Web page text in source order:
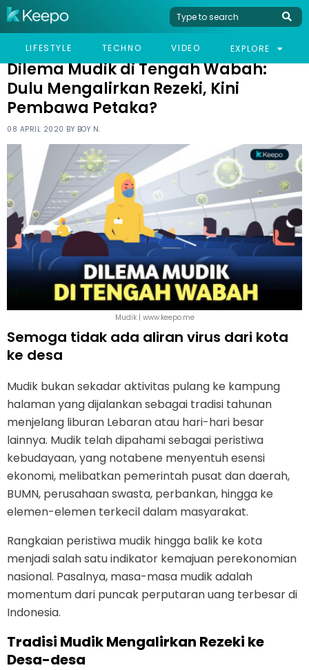
LIFESTYLE TECHNO VIDEO EXPLORE
HOME NEWS
DILEMA MUDIK DI TENGAH WABAH: DULU MENGALIRKAN REZEKI,
Dilema Mudik di Tengah Wabah:
Dulu Mengalirkan Rezeki, Kini
Pembawa Petaka?
08 APRIL 2020 BY BOY N.
Mudik | www.keepo.me
Semoga tidak ada aliran virus dari kota
ke desa
Mudik bukan sekadar aktivitas pulang ke kampung
halaman yang dijalankan sebagai tradisi tahunan
menjelang liburan Lebaran atau hari-hari besar
lainnya. Mudik telah dipahami sebagai peristiwa
kebudayaan, yang notabene menyentuh esensi
ekonomi, melibatkan pemerintah pusat dan daerah,
BUMN, perusahaan swasta, perbankan, hingga ke
elemen-elemen terkecil dalam masyarakat.
Rangkaian peristiwa mudik hingga balik ke kota
menjadi salah satu indikator kemajuan perekonomian
nasional. Pasalnya, masa-masa mudik adalah
momentum dari puncak perputaran uang terbesar di
Indonesia.
Tradisi Mudik Mengalirkan Rezeki ke
Desa-desa